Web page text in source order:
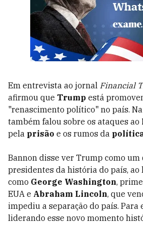
Em entrevista ao jornal Financial
afirmou que Trump está
"renascimento político" no país.
também falou sobre os ataques ao
pela prisão e os rumos da
Bannon disse ver Trump como um
presidentes da história do país, ao
como George Washington,
EUA e Abraham Lincoln, que
impediu a separação do país.
liderando esse novo momento